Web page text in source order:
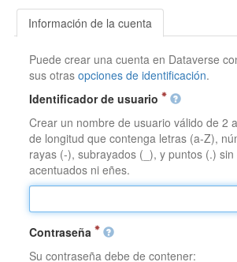
Información de la cuenta
Puede crear una cuenta en Dataverse
sus otrasopciones de identificación.
Identificador de usuario
Crear un nombre de usuario válido de 2
de longitud que contenga letras (a-Z),
rayas (-), subrayados (_), y puntos (.)
acentuados ni eñes.
Contraseña
Su contraseña debe de contener: